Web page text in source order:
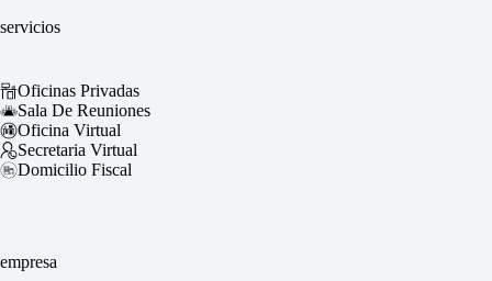
servicios
Oficinas Privadas
Sala De Reuniones
Oficina Virtual
Secretaria Virtual
Domicilio Fiscal
empresa